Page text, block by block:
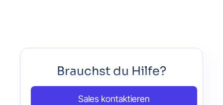
Brauchst du Hilfe?
Sales kontaktieren